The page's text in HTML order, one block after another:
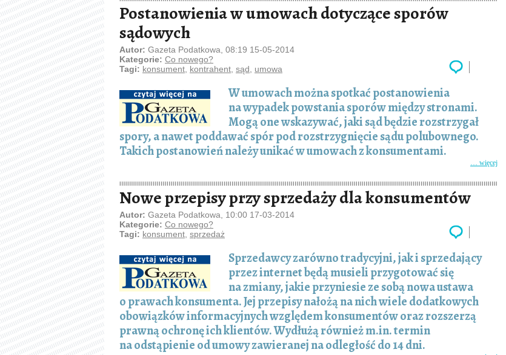
Postanowienia w umowach dotyczące sporów
sądowych
Autor: Gazeta Podatkowa, 08:19 15-05-2014
Kategorie: Co nowego?
Tagi: konsument kontrahent sąd umowa
W umowach można spotkać postanowienia
na wypadek powstania sporów między stronami.
Mogą one wskazywać, jaki sąd będzie rozstrzygał
spory, a nawet poddawać spór pod rozstrzygnięcie sądu polubownego.
Takich postanowień należy unikać w umowach z konsumentami.
… więcej
Nowe przepisy przy sprzedaży dla konsumentów
Autor: Gazeta Podatkowa, 10:00 17-03-2014
Kategorie: Co nowego?
Tagi: konsument sprzedaż
Sprzedawcy zarówno tradycyjni, jak i sprzedający
przez internet będą musieli przygotować się
na zmiany, jakie przyniesie ze sobą nowa ustawa
o prawach konsumenta. Jej przepisy nałożą na nich wiele dodatkowych
obowiązków informacyjnych względem konsumentów oraz rozszerzą
prawną ochronę ich klientów. Wydłużą również m.in. termin
na odstąpienie od umowy zawieranej na odległość do 14 dni.